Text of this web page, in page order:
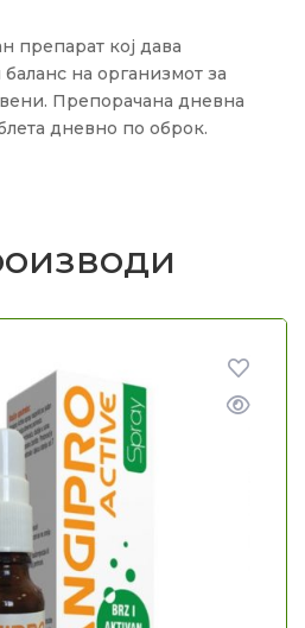
препарат кој дава
на организмот за
Препорачана дневна
дневно по оброк.